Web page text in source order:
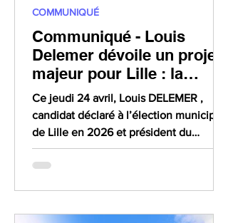
Communiqué - Louis
Delemer dévoile un projet
majeur pour Lille : la
couverture du
périphérique sud, symbole
d'une ville réconciliée
Ce jeudi 24 avril, Louis DELEMER ,
candidat déclaré à l’élection municipale
de Lille en 2026 et président du
mouvement Lille au Cœur,...
COMMUNIQUÉ